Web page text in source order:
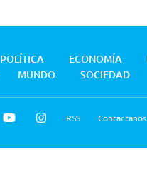
POLÍTICA ECONOMÍA
MUNDO SOCIEDAD
RSS Contactanos